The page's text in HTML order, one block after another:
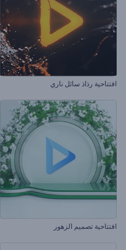
افتتاحية رذاذ سائل ناري
افتتاحية تصميم الزهور